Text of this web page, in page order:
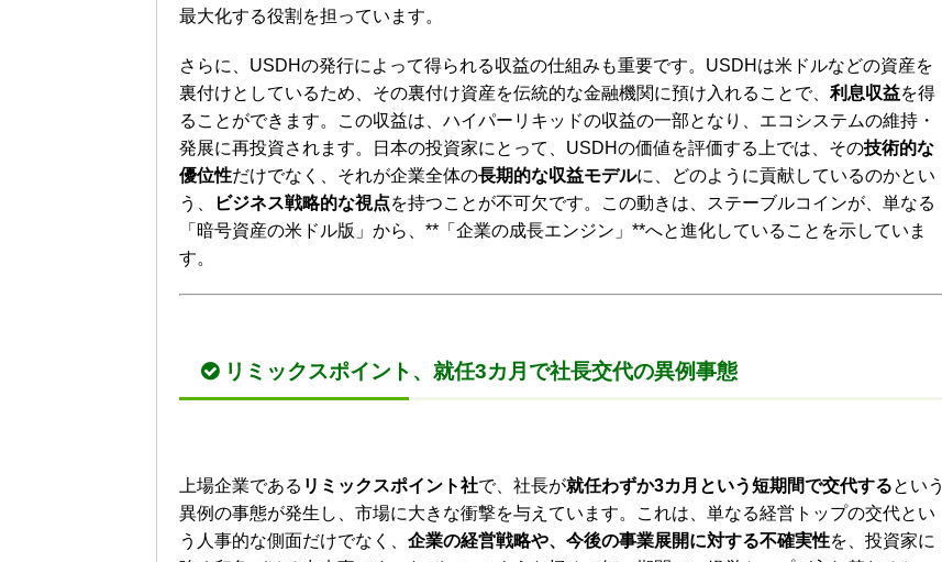
最大化する役割を担っています。
さらに、USDHの発行によって得られる収益の仕組みも重要です。USDHは米ドルなどの資産を
裏付けとしているため、その裏付け資産を伝統的な金融機関に預け入れることで、 利息収益を得
ることができます。この収益は、ハイパーリキッドの収益の一部となり、エコシステムの維持・
発展に再投資されます。日本の投資家にとって、USDHの価値を評価する上では、その技術的な
優位性だけでなく、それが企業全体の長期的な収益モデルに、どのように貢献しているのかとい
う、
ビジネス戦略的な視点を持つことが不可欠です。この動きは、ステーブルコインが、単なる
「暗号資産の米ドル版」から、**「企業の成長エンジン」**へと進化していることを示していま
す。
リミックスポイント、就任3カ月で社長交代の異例事態
上場企業である リミックスポイント社で、社長が就任わずか3カ月という短期間で交代するという
異例の事態が発生し、市場に大きな衝撃を与えています。これは、単なる経営トップの交代とい
う人事的な側面だけでなく、 企業の経営戦略や、今後の事業展開に対する不確実性を、投資家に